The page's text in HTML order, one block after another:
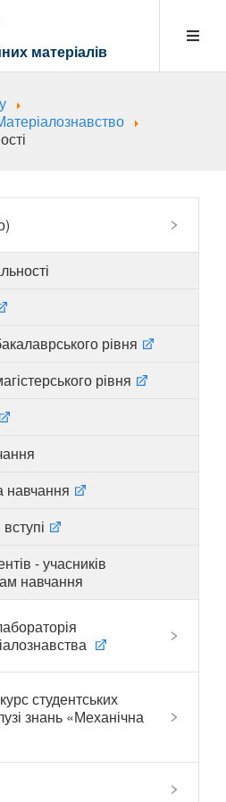
матеріалів
діяльність
EN
рівня
рівня
навчання
- учасників
навчання
студентських
знань «Механічна